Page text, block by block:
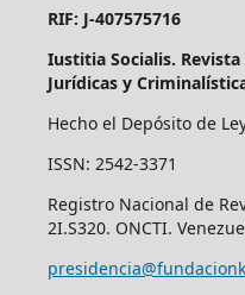
RIF: J-407575716
Iustitia Socialis.
Jurídicas y
Hecho el Depósito de
ISSN: 2542-3371
Registro Nacional de
2I.S320. ONCTI.